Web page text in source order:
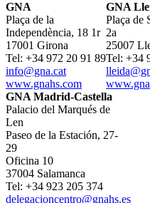
GNA
Plaça de la
Independència, 18 1r
17001 Girona
Tel: +34 972 20 91 89
info@gna.cat
www.gnahs.com
GNA
Plaça de
2a
25007
Tel: +34
GNA Madrid-Castella
Palacio del Marqués de
Len
Paseo de la Estación, 27-
29
Oficina 10
37004 Salamanca
Tel: +34 923 205 374
delegacioncentro@gnahs.es